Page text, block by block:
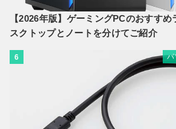
【2026年版】ゲーミングPCのおすす
スクトップとノートを分けてご紹介
6 パ